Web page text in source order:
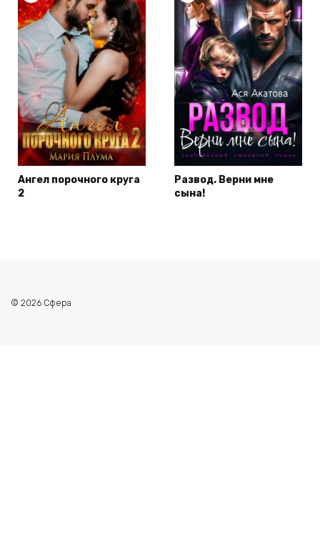
Ангел порочного круга
2
Развод. Верни мне
сына!
© 2026 Сфера